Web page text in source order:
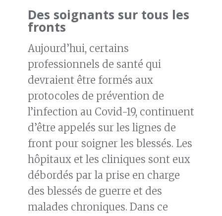
Des soignants sur tous les
fronts
Aujourd’hui, certains
professionnels de santé qui
devraient être formés aux
protocoles de prévention de
l’infection au Covid-19, continuent
d’être appelés sur les lignes de
front pour soigner les blessés. Les
hôpitaux et les cliniques sont eux
débordés par la prise en charge
des blessés de guerre et des
malades chroniques. Dans ce